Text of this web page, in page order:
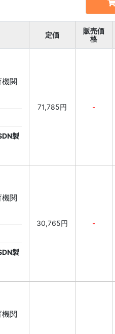
定価
販売価
格
関
製
71,785円 -
関
製
30,765円 -
関